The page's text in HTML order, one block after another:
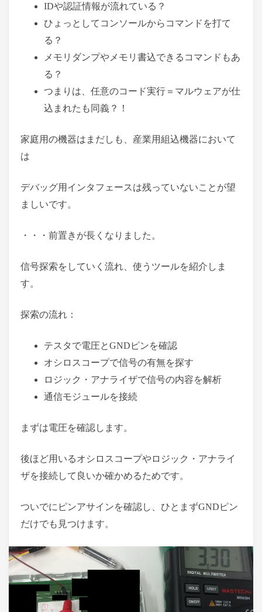
IDや認証情報が流れている？
ひょっとしてコンソールからコマンドを打て
る？
メモリダンプやメモリ書込できるコマンドもあ
る？
つまりは、任意のコード実行＝マルウェアが仕
込まれたも同義？！
家庭用の機器はまだしも、産業用組込機器において
は
デバッグ用インタフェースは残っていないことが望
ましいです。
・・・前置きが長くなりました。
信号探索をしていく流れ、使うツールを紹介しま
す。
探索の流れ：
テスタで電圧とGNDピンを確認
オシロスコープで信号の有無を探す
ロジック・アナライザで信号の内容を解析
通信モジュールを接続
まずは電圧を確認します。
後ほど用いるオシロスコープやロジック・アナライ
ザを接続して良いか確かめるためです。
ついでにピンアサインを確認し、ひとまずGNDピン
だけでも見つけます。